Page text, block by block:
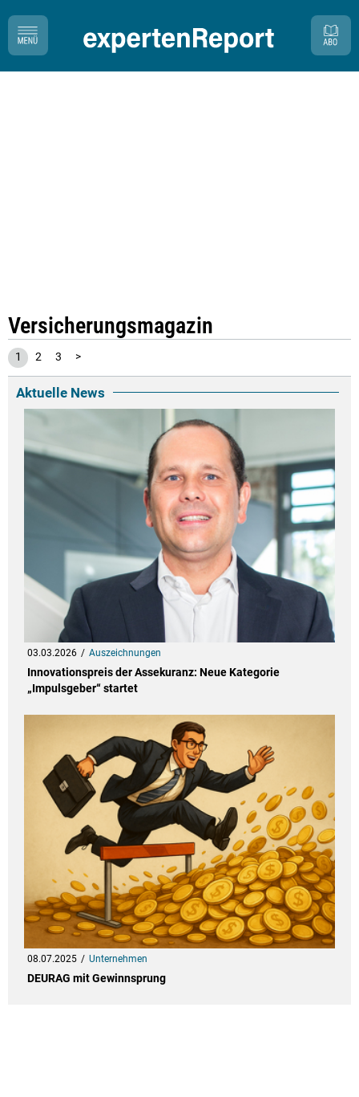
Versicherungsmagazin
1 2 3 >
Aktuelle News
03.03.2026 Auszeichnungen
Innovationspreis der Assekuranz: Neue Kategorie
„Impulsgeber“ startet
08.07.2025 Unternehmen
DEURAG mit Gewinnsprung